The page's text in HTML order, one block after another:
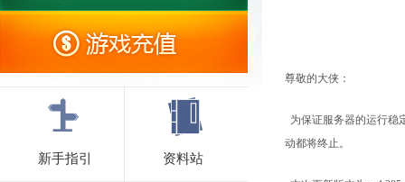
新手指引 资料站
尊敬的大侠：
为保证服务器的运行
动都将终止。